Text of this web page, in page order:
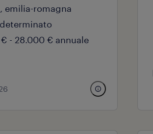
emilia-romagna
- 28.000 € annuale